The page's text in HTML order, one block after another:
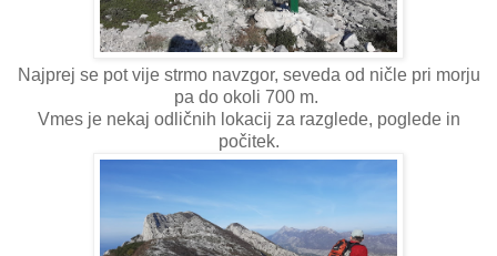
Najprej se pot vije strmo navzgor, seveda od ničle pri morju
pa do okoli 700 m.
Vmes je nekaj odličnih lokacij za razglede, poglede in
počitek.